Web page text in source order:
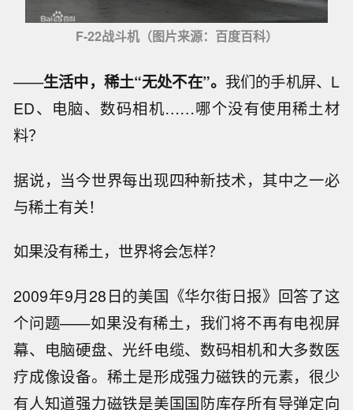
F-22战斗机（图片来源：百度百科）
——生活中，稀土“无处不在”。 我们的手机屏、L
ED、电脑、数码相机……哪个没有使用稀土材
料？
据说，当今世界每出现四种新技术，其中之一必
与稀土有关！
如果没有稀土，世界将会怎样？
2009年9月28日的美国《华尔街日报》回答了这
个问题——如果没有稀土，我们将不再有电视屏
幕、电脑硬盘、光纤电缆、数码相机和大多数医
疗成像设备。稀土是形成强力磁铁的元素，很少
有人知道强力磁铁是美国国防库存所有导弹定向